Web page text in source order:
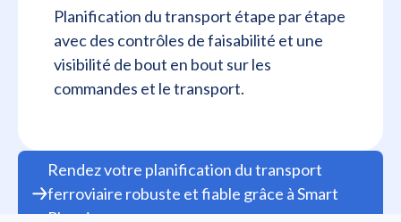
Planification du transport étape par étape
avec des contrôles de faisabilité et une
visibilité de bout en bout sur les
commandes et le transport.
Rendez votre planification du transport
ferroviaire robuste et fiable grâce à Smart
Planning.